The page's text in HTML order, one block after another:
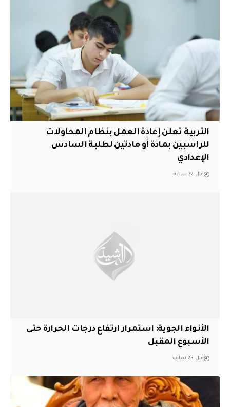
التربية تعلن إعادة العمل بنظام المحاولات
للراسبين بمادة أو مادتين لطلبة السادس
الإعدادي
قبل 22 ساعة
الأنواء الجوية: استمرار ارتفاع درجات الحرارة حتى
الأسبوع المقبل
قبل 23 ساعة